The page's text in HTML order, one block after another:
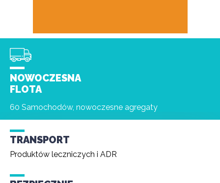
NOWOCZESNA
FLOTA
60 Samochodów, nowoczesne agregaty
TRANSPORT
Produktów leczniczych i ADR